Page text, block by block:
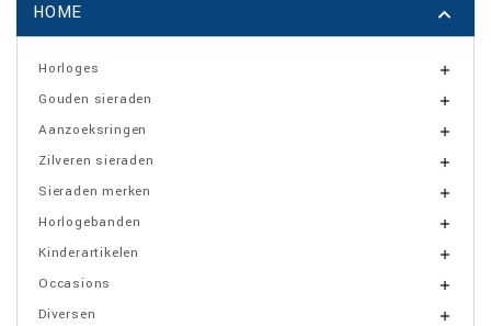
HOME 
Horloges 
Gouden sieraden 
Aanzoeksringen 
Zilveren sieraden 
Sieraden merken 
Horlogebanden 
Kinderartikelen 
Occasions 
Diversen 